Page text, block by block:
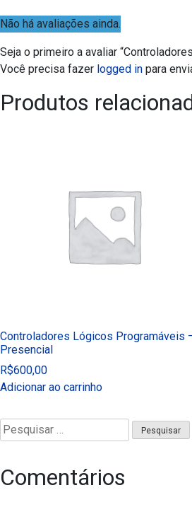
Não há avaliações ainda.
Seja o primeiro a avaliar
Você precisa fazer logged in para
Produtos
Controladores Lógicos Programáveis
Presencial
R$600,00
Adicionar ao carrinho
Pesquisar
por:
Comentários